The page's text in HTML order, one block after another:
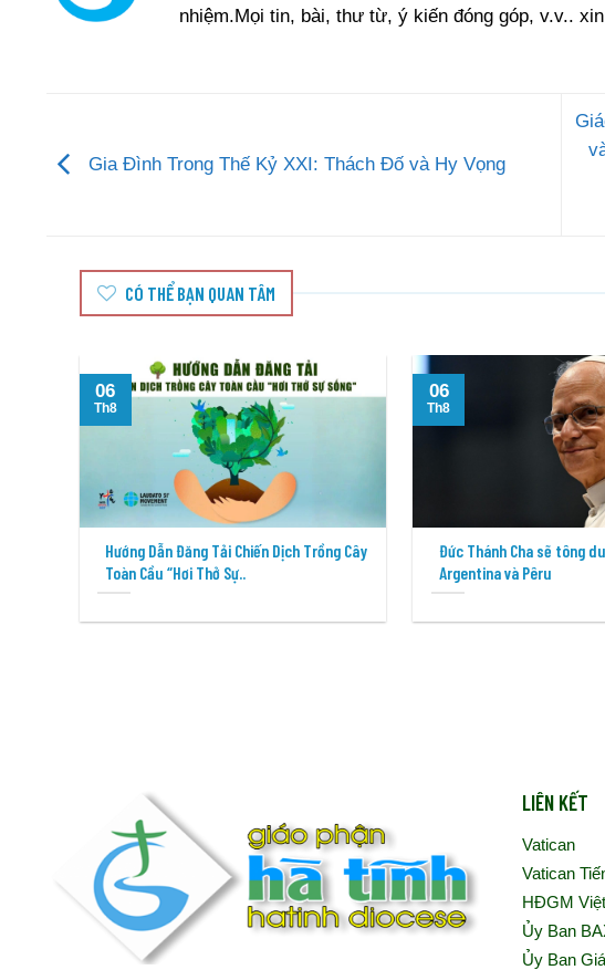
nhiệm.Mọi tin, bài, thư từ, ý kiến đóng góp, v.v..
Gia Đình Trong Thế Kỷ XXI: Thách Đố và Hy Vọng
CÓ THỂ BẠN QUAN TÂM
Hướng Dẫn Đăng Tải Chiến Dịch Trồng Cây
Toàn Cầu “Hơi Thở Sự..
06
Th8
Đức Thánh Cha sẽ tông
Argentina và Pêru
06
Th8
LIÊN KẾT
Vatican
Vatican
HĐGM
Ủy Ban
Ủy Ban